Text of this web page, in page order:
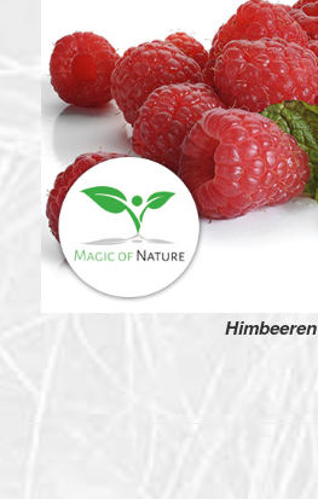
Himbeeren